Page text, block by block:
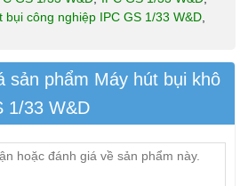
bụi công nghiệp IPC GS 1/33 W&D
sản phẩm Máy hút bụi khô
1/33 W&D